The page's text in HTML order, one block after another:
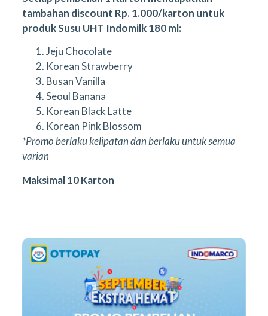
tambahan discount Rp. 1.000/karton untuk
produk Susu UHT Indomilk 180 ml:
Jeju Chocolate
Korean Strawberry
Busan Vanilla
Seoul Banana
Korean Black Latte
Korean Pink Blossom
*Promo berlaku kelipatan dan berlaku untuk semua
varian
Maksimal 10 Karton